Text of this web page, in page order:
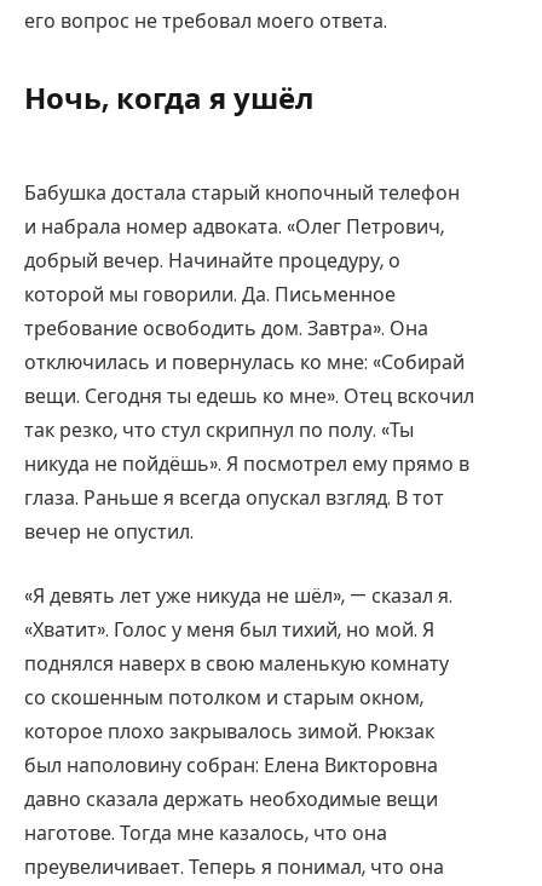
его вопрос не требовал моего ответа.
Ночь, когда я ушёл
Бабушка достала старый кнопочный телефон
и набрала номер адвоката. «Олег Петрович,
добрый вечер. Начинайте процедуру, о
которой мы говорили. Да. Письменное
требование освободить дом. Завтра». Она
отключилась и повернулась ко мне: «Собирай
вещи. Сегодня ты едешь ко мне». Отец вскочил
так резко, что стул скрипнул по полу. «Ты
никуда не пойдёшь». Я посмотрел ему прямо в
глаза. Раньше я всегда опускал взгляд. В тот
вечер не опустил.
«Я девять лет уже никуда не шёл», — сказал я.
«Хватит». Голос у меня был тихий, но мой. Я
поднялся наверх в свою маленькую комнату
со скошенным потолком и старым окном,
которое плохо закрывалось зимой. Рюкзак
был наполовину собран: Елена Викторовна
давно сказала держать необходимые вещи
наготове. Тогда мне казалось, что она
преувеличивает. Теперь я понимал, что она